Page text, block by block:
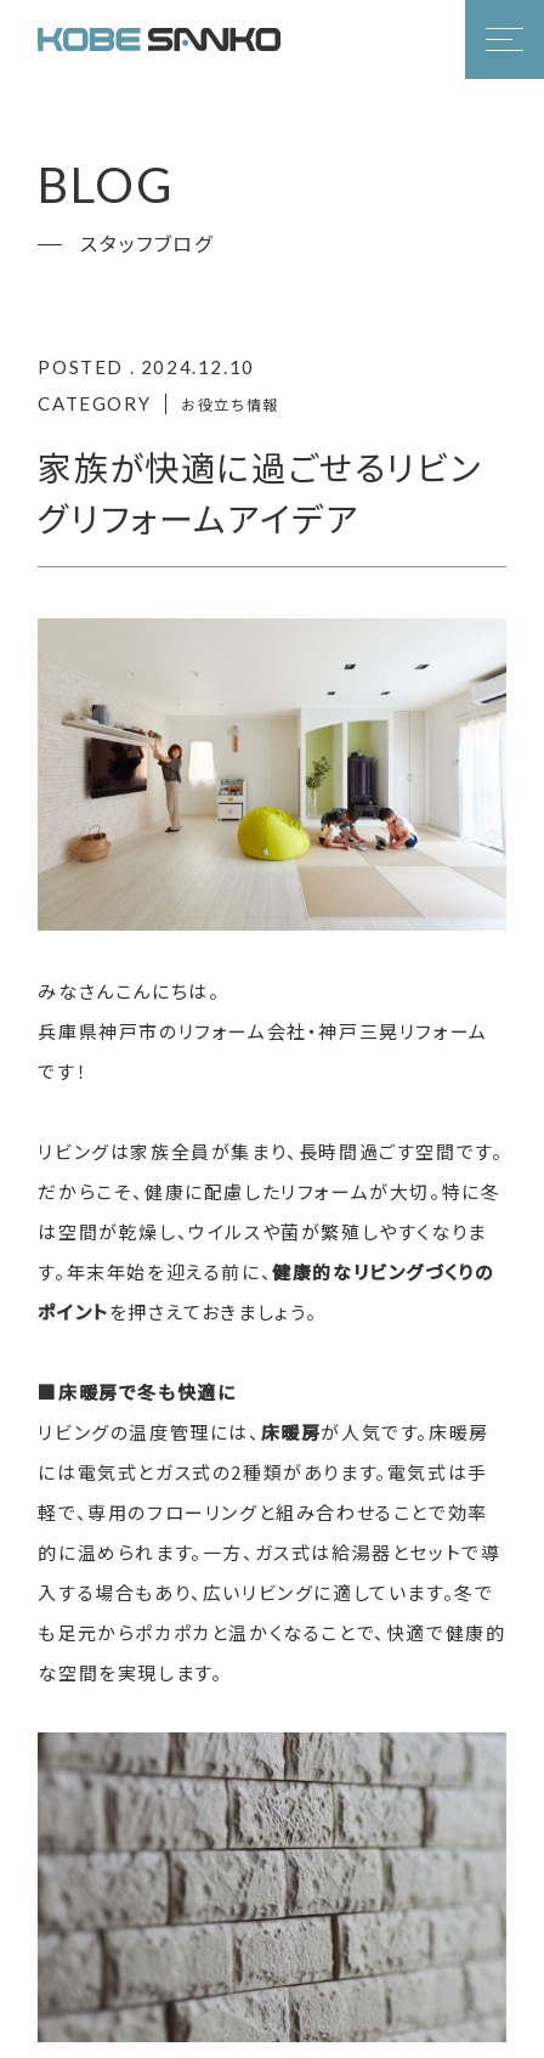
BLOG
スタッフブログ
POSTED . 2024.12.10
CATEGORY
お役立ち情報
家族が快適に過ごせるリビン
グリフォームアイデア
みなさんこんにちは。
兵庫県神戸市のリフォーム会社・神戸三晃リフォーム
です！
リビングは家族全員が集まり、長時間過ごす空間です。
だからこそ、健康に配慮したリフォームが大切。特に冬
は空間が乾燥し、ウイルスや菌が繁殖しやすくなりま
す。年末年始を迎える前に、健康的なリビングづくりの
ポイントを押さえておきましょう。
■床暖房で冬も快適に
リビングの温度管理には、 床暖房が人気です。床暖房
には電気式とガス式の2種類があります。電気式は手
軽で、専用のフローリングと組み合わせることで効率
的に温められます。一方、ガス式は給湯器とセットで導
入する場合もあり、広いリビングに適しています。冬で
も足元からポカポカと温かくなることで、快適で健康的
な空間を実現します。